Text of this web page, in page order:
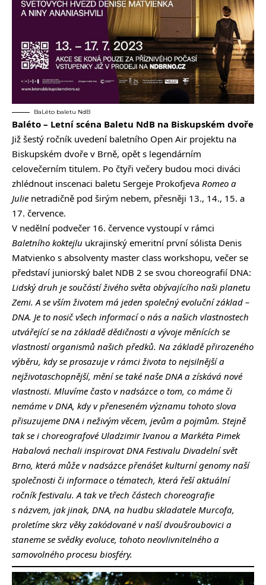
BaLéto baletu NdB
Baléto – Letní scéna Baletu NdB na Biskupském dvoře
Již šestý ročník uvedení baletního Open Air projektu na
Biskupském dvoře v Brně, opět s legendárním
celovečerním titulem. Po čtyři večery budou moci diváci
zhlédnout inscenaci baletu Sergeje Prokofjeva Romeo a
Julie netradičně pod širým nebem, přesněji 13., 14., 15. a
17. července.
V nedělní podvečer 16. července vystoupí v rámci
Baletního koktejlu ukrajinský emeritní první sólista Denis
Matvienko s absolventy master class workshopu, večer se
představí juniorský balet NDB 2 se svou choreografií DNA:
Lidský druh je součástí živého světa obývajícího naši planetu
Zemi. A se vším životem má jeden společný evoluční základ –
DNA. Je to nosič všech informací o nás a našich vlastnostech
utvářející se na základě dědičnosti a vývoje měnících se
vlastností organismů našich předků. Na základě přirozeného
výběru, kdy se prosazuje v rámci života to nejsilnější a
nejživotaschopnější, mění se také naše DNA a získává nové
vlastnosti. Mluvíme často v nadsázce o tom, co máme či
nemáme v DNA, kdy v přeneseném významu tohoto slova
přisuzujeme DNA i neživým věcem, jevům a pojmům. Stejně
tak se i choreografové Uladzimir Ivanou a Markéta Pimek
Habalová nechali inspirovat DNA Festivalu Divadelní svět
Brno, která může v nadsázce přenášet kulturní genomy naší
společnosti či informace o tématech, která řeší aktuální
ročník festivalu. A tak ve třech částech choreografie
s názvem, jak jinak, DNA, na hudbu skladatele Murcofa,
proletíme skrz věky zakódované v naší dvoušroubovici a
staneme se svědky evoluce, tohoto neovlivnitelného a
samovolného procesu biosféry.